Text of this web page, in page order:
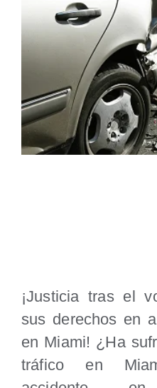
¡Justicia tras el
sus derechos en
en Miami! ¿Ha
tráfico en